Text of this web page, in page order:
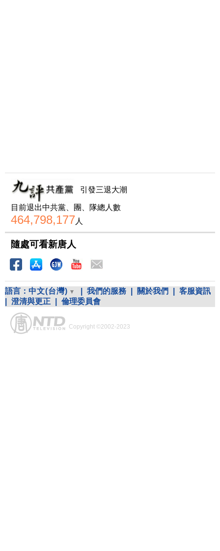
引發三退大潮
目前退出中共黨、團、隊總人數
464,798,177人
隨處可看新唐人
語言： 中文(台灣) 我們的服務 關於我們
客服資訊
澄清與更正 倫理委員會
Copyright ©2002-2023